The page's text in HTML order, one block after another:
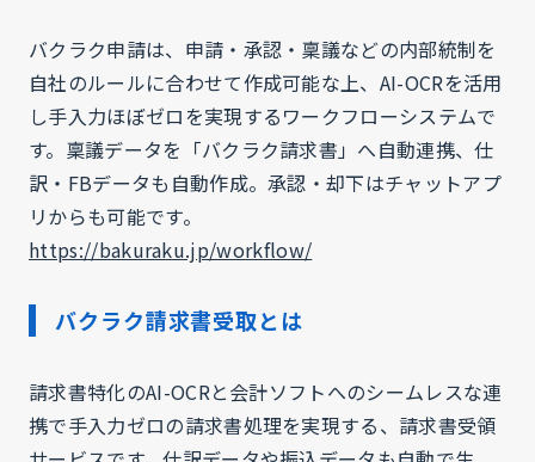
バクラク申請は、申請・承認・稟議などの内部統制を
自社のルールに合わせて作成可能な上、AI-OCRを活用
し手入力ほぼゼロを実現するワークフローシステムで
す。稟議データを「バクラク請求書」へ自動連携、仕
訳・FBデータも自動作成。承認・却下はチャットアプ
リからも可能です。
https://bakuraku.jp/workflow/
バクラク請求書受取とは
請求書特化のAI-OCRと会計ソフトへのシームレスな連
携で手入力ゼロの請求書処理を実現する、請求書受領